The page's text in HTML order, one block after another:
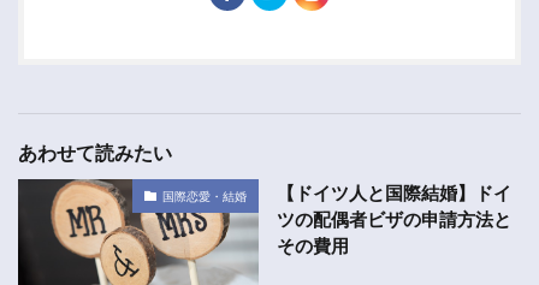
あわせて読みたい
国際恋愛・結婚
【ドイツ人と国際結婚】ドイ
ツの配偶者ビザの申請方法と
その費用